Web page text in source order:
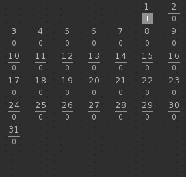
1
1
2
0
3
0
4
0
5
0
6
0
7
0
8
0
9
0
10
0
11
0
12
0
13
0
14
0
15
0
16
0
17
0
18
0
19
0
20
0
21
0
22
0
23
0
24
0
25
0
26
0
27
0
28
0
29
0
30
0
31
0